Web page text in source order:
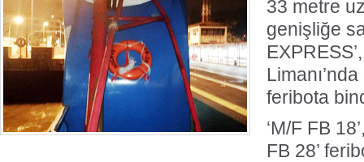
33 metre
genişliğe
feribota
‘M/F FB
FB 28’